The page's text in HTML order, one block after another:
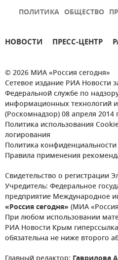
ПОЛИТИКА ОБЩЕСТВО
НОВОСТИ ПРЕСС-ЦЕНТР
© 2026 МИА «Россия сегодня»
Сетевое издание РИА Новости
Федеральной службе по
информационных технологий
(Роскомнадзор) 08 апреля 2014
Политика использования
логирования
Политика конфиденциальности
Правила применения
Свидетельство о регистрации
Учредитель: Федеральное
предприятие Международное
«Россия сегодня» (МИА
При любом использовании
РИА Новости Крым
обязательна не ниже второго